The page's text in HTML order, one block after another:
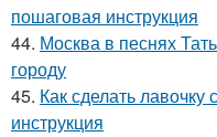
пошаговая инструкция
44. Москва в песнях
городу
45. Как сделать
инструкция